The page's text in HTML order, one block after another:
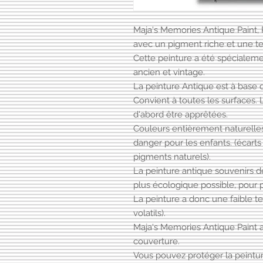
Maja's Memories Antique
avec un pigment riche et une
Cette peinture a été
ancien et vintage.
La peinture Antique est à base
Convient à toutes les surfaces.
d'abord être apprêtées.
Couleurs entièrement
danger pour les enfants.
pigments naturels).
La peinture antique souvenirs
plus écologique possible, pour
La peinture a donc une faible
volatils).
Maja's Memories Antique
couverture.
Vous pouvez protéger la